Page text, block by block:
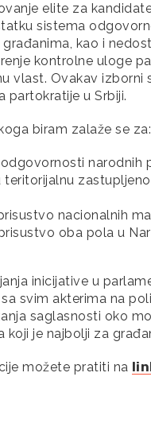
elite za
sistema
kao i
kontrolne uloge
vlast. Ovakav izborni
partokratije u Srbiji.
biram zalaže se za:
narodnih
teritorijalnu
nacionalnih
oba pola u
inicijative u
svim akterima na
saglasnosti oko
koji je najbolji za
možete pratiti na